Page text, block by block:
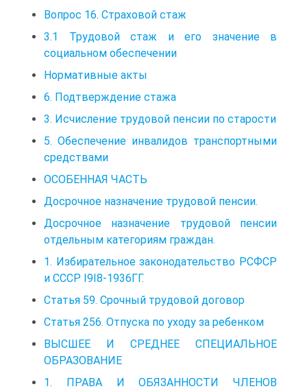
Вопрос 16. Страховой стаж
3.1 Трудовой стаж и его значение в
социальном обеспечении
Нормативные акты
6. Подтверждение стажа
3. Исчисление трудовой пенсии по старости
5. Обеспечение инвалидов транспортными
средствами
ОСОБЕННАЯ ЧАСТЬ
Досрочное назначение трудовой пенсии.
Досрочное назначение трудовой пенсии
отдельным категориям граждан.
1. Избирательное законодательство РСФСР
и СССР І9І8-1936ГГ.
Статья 59. Срочный трудовой договор
Статья 256. Отпуска по уходу за ребенком
ВЫСШЕЕ И СРЕДНЕЕ СПЕЦИАЛЬНОЕ
ОБРАЗОВАНИЕ
1. ПРАВА И ОБЯЗАННОСТИ ЧЛЕНОВ